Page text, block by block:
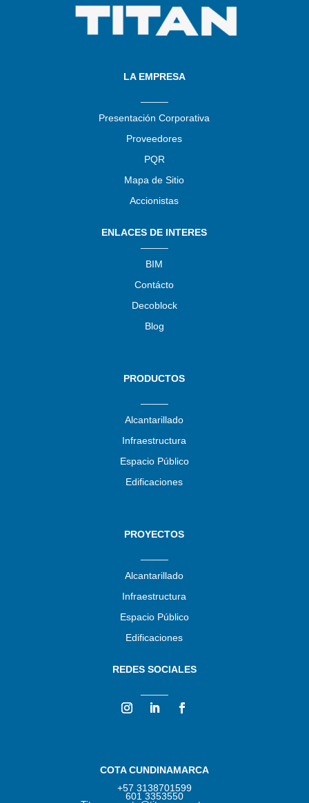
LA EMPRESA
Presentación Corporativa
Proveedores
PQR
Mapa de Sitio
Accionistas
ENLACES DE INTERES
BIM
Contácto
Decoblock
Blog
PRODUCTOS
Alcantarillado
Infraestructura
Espacio Público
Edificaciones
PROYECTOS
Alcantarillado
Infraestructura
Espacio Público
Edificaciones
REDES SOCIALES
COTA CUNDINAMARCA
+57 3138701599
601 3353550